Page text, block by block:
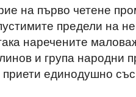
на първо четене
предели на
наречените
и група народни
приети единодушно със